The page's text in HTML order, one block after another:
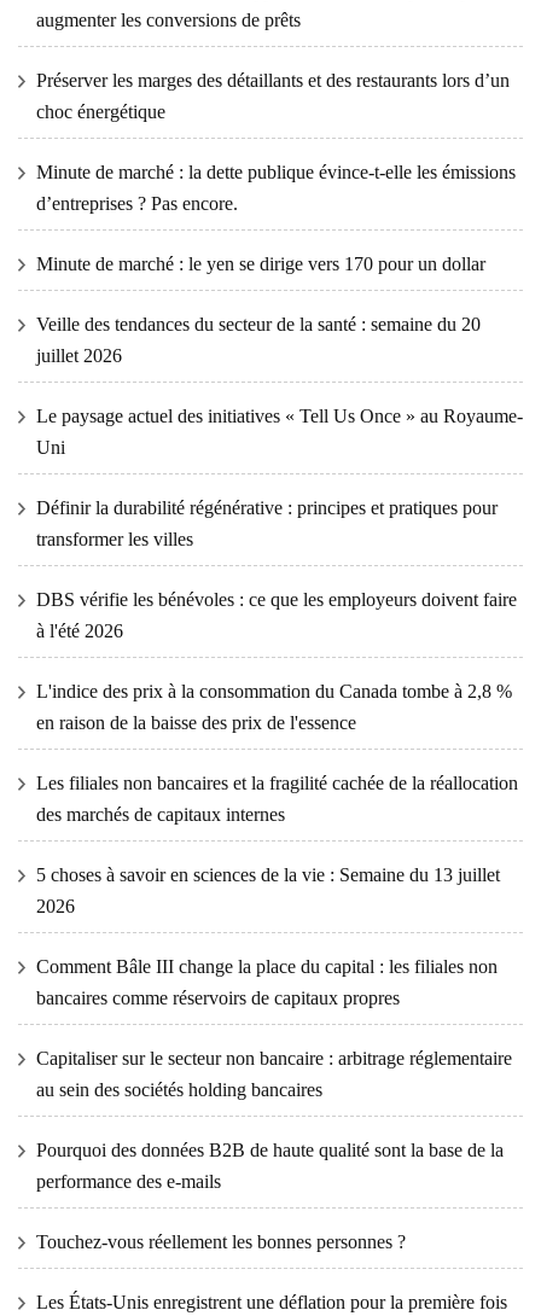
augmenter les conversions de prêts
Préserver les marges des détaillants et des restaurants lors d’un
choc énergétique
Minute de marché : la dette publique évince-t-elle les émissions
d’entreprises ? Pas encore.
Minute de marché : le yen se dirige vers 170 pour un dollar
Veille des tendances du secteur de la santé : semaine du 20
juillet 2026
Le paysage actuel des initiatives « Tell Us Once » au Royaume-
Uni
Définir la durabilité régénérative : principes et pratiques pour
transformer les villes
DBS vérifie les bénévoles : ce que les employeurs doivent faire
à l'été 2026
L'indice des prix à la consommation du Canada tombe à 2,8 %
en raison de la baisse des prix de l'essence
Les filiales non bancaires et la fragilité cachée de la réallocation
des marchés de capitaux internes
5 choses à savoir en sciences de la vie : Semaine du 13 juillet
2026
Comment Bâle III change la place du capital : les filiales non
bancaires comme réservoirs de capitaux propres
Capitaliser sur le secteur non bancaire : arbitrage réglementaire
au sein des sociétés holding bancaires
Pourquoi des données B2B de haute qualité sont la base de la
performance des e-mails
Touchez-vous réellement les bonnes personnes ?
Les États-Unis enregistrent une déflation pour la première fois